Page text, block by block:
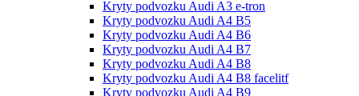
Kryty podvozku Audi A3 e-tron
Kryty podvozku Audi A4 B5
Kryty podvozku Audi A4 B6
Kryty podvozku Audi A4 B7
Kryty podvozku Audi A4 B8
Kryty podvozku Audi A4 B8 facelitf
Kryty podvozku Audi A4 B9